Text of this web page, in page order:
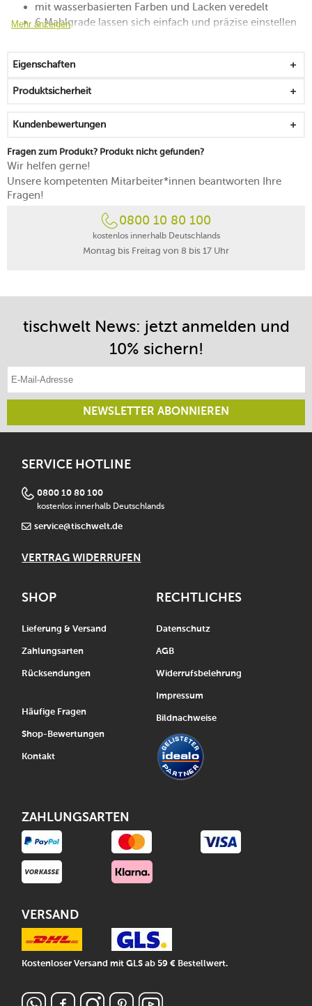
mit wasserbasierten Farben und Lacken veredelt
6 Mahlgrade lassen sich einfach und präzise einstellen
je feiner das Korn desto kraftvoller das Ergebnis
grob gemahlene Salzkristalle intensivieren den
eignet sich nur für trockenes Steinsalz
max. Durchmesser der Salzkristalle: 6 mm
von Hand mit einem Tuch abwischen
25 Jahre Herstellergarantie auf das Salzmahlwerk aus
"Zirlion" (Zirkonia)
Mehr anzeigen
Eigenschaften
Produktsicherheit
Kundenbewertungen
Fragen zum Produkt? Produkt nicht gefunden?
Wir helfen gerne!
Unsere kompetenten Mitarbeiter*innen beantworten Ihre
Fragen!
0800 10 80 100
kostenlos innerhalb Deutschlands
Montag bis Freitag von 8 bis 17 Uhr
tischwelt News: jetzt anmelden und
10% sichern!
NEWSLETTER ABONNIEREN
SERVICE HOTLINE
0800 10 80 100
kostenlos innerhalb Deutschlands
service@tischwelt.de
VERTRAG WIDERRUFEN
SHOP
Lieferung & Versand
Zahlungsarten
Rücksendungen
Häufige Fragen
Shop-Bewertungen
Kontakt
RECHTLICHES
Datenschutz
AGB
Widerrufsbelehrung
Impressum
Bildnachweise
ZAHLUNGSARTEN
VERSAND
Kostenloser Versand mit GLS ab 59 € Bestellwert.